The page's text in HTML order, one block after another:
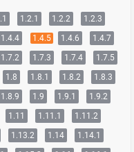
1.2.1 1.2.2
1.2.3
1.4.4 1.4.5 1.4.6
1.4.7
1.7.2 1.7.3 1.7.4
1.7.5
1.8 1.8.1 1.8.2
1.8.3
1.8.9 1.9 1.9.1
1.9.2
1.11 1.11.1
1.11.2
1.13.2 1.14
1.14.1